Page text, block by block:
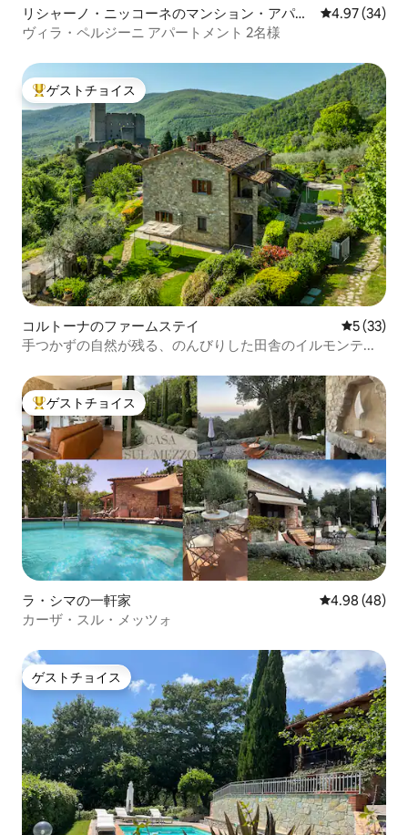
リシャーノ・ニッコーネのマンション・アパー
ト
レビュー34
4.97 (34)
ヴィラ・ペルジーニ アパートメント 2名様
大好評のゲストチョイスです。
ゲストチョイス
コルトーナのファームステイ レビュー
5 (33)
手つかずの自然が残る、のんびりした田舎のイルモンテ...
大好評のゲストチョイスです。
ゲストチョイス
ラ・シマの一軒家 レビュー48
4.98 (48)
カーザ・スル・メッツォ
ゲストチョイス
ゲストチョイス